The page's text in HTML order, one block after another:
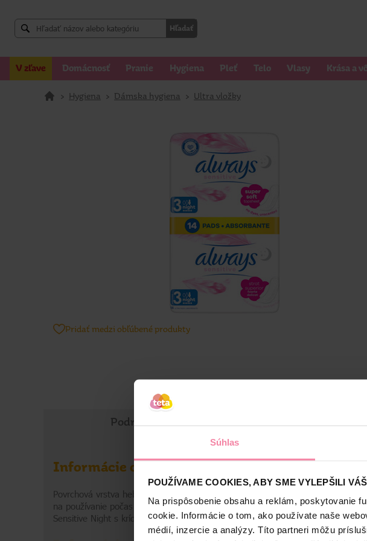
Súhlas
POUŽÍVAME COOKIES, ABY SME VYLEPŠILI
Na prispôsobenie obsahu a reklám, poskytovanie
cookie. Informácie o tom, ako používate naše
médií, inzercie a analýzy. Títo partneri môžu
Hľadať
V zľave Domácnosť Pranie Hygiena Pleť Telo Vlasy Krása a
> Hygiena > Dámska hygiena > Ultra vložky
Pridať medzi obľúbené produkty
Podrobné informácie
Informácie o výrobku
Povrchová vrstva hebká ako bavlna a jemné absorpčné zóny pre vašu jemnú
na používanie počas noci. S krídelkami, ktoré poskytujú dodatočnú ochranu
Sensitive Night s krídelkami (veľkosť 3) sú najlepšie vložky Always Sensitive